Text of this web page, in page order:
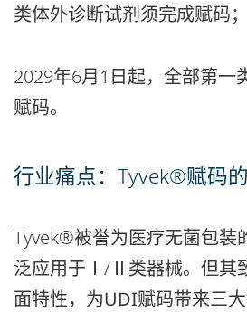
类体外诊断试剂须完成赋码；
2029年6月1日起，全部第一
赋码。
行业痛点：Tyvek®赋码
Tyvek®被誉为医疗无菌包装
泛应用于Ⅰ/Ⅱ类器械。但其
面特性，为UDI赋码带来三